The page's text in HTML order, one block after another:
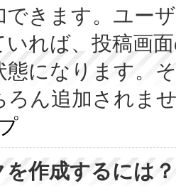
きます。ユー
いれば、投稿画
態になります。
ろん追加されま
作成するには？